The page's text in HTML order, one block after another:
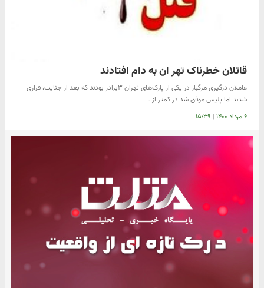
قاتلان خطرناک تهر ان به دام افتادند
عاملان درگیری مرگبار در یکی از پارک‌های تهران ۳برادر بودند که بعد از جنایت، فراری
شدند اما پلیس موفق شد در کمتر از…
۶ مرداد ۱۴۰۰ | ۱۵:۳۹